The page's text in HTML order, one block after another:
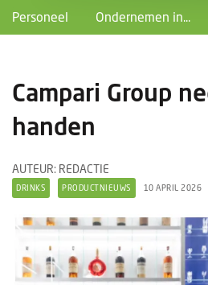
Personeel Ondernemen in...
Campari Group
handen
AUTEUR: REDACTIE
DRINKS PRODUCTNIEUWS 10 APRIL 2026